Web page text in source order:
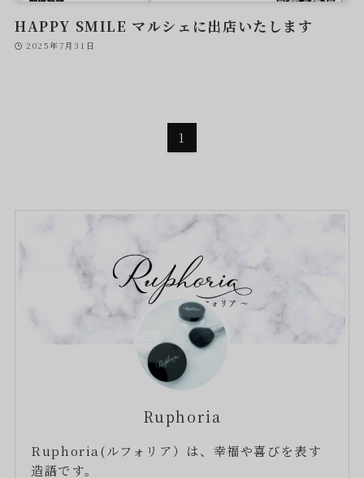
HAPPY SMILE マルシェに出店いたします
2025年7月31日
1
Ruphoria
Ruphoria(ルフォリア）は、幸福や喜びを表す
造語です。